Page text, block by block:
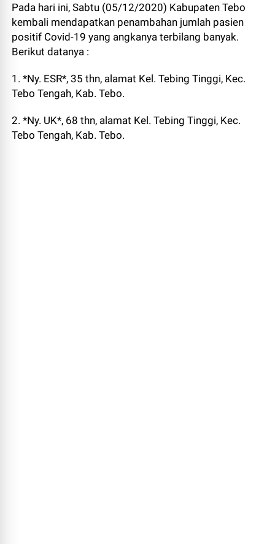
Pada hari ini, Sabtu (05/12/2020) Kabupaten Tebo
kembali mendapatkan penambahan jumlah pasien
positif Covid-19 yang angkanya terbilang banyak.
Berikut datanya :
1. *Ny. ESR*, 35 thn, alamat Kel. Tebing Tinggi, Kec.
Tebo Tengah, Kab. Tebo.
2. *Ny. UK*, 68 thn, alamat Kel. Tebing Tinggi, Kec.
Tebo Tengah, Kab. Tebo.